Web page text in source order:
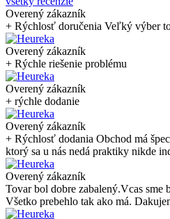
Overený zákazník
+ Rýchlosť doručenia Veľký výber
Overený zákazník
+ Rýchle riešenie problému
Overený zákazník
+ rýchle dodanie
Overený zákazník
+ Rýchlosť dodania Obchod má
ktorý sa u nás nedá praktiky nikde
Overený zákazník
Tovar bol dobre zabalený.Vcas sme
Všetko prebehlo tak ako má.